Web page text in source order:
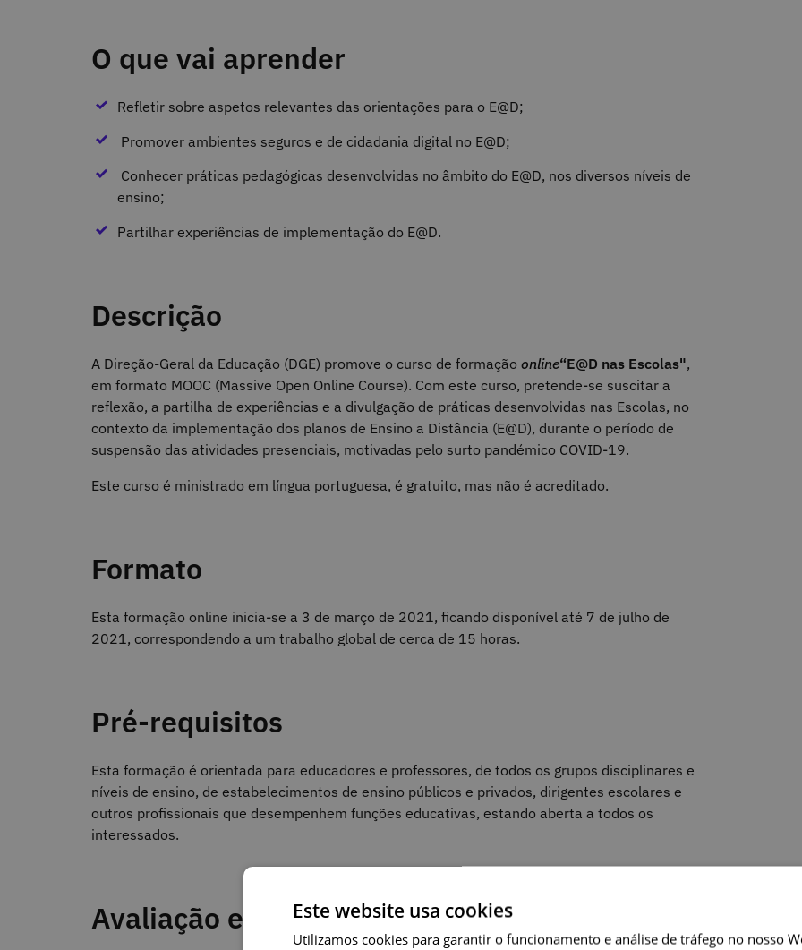
O que vai aprender
Refletir sobre aspetos relevantes das orientações para o E@D;
Promover ambientes seguros e de cidadania digital no E@D;
Conhecer práticas pedagógicas desenvolvidas no âmbito do E@D, nos diversos níveis de
ensino;
Partilhar experiências de implementação do E@D.
Descrição
A Direção-Geral da Educação (DGE) promove o curso de formação online“E@D nas Escolas",
em formato MOOC (Massive Open Online Course). Com este curso, pretende-se suscitar a
reflexão, a partilha de experiências e a divulgação de práticas desenvolvidas nas Escolas, no
contexto da implementação dos planos de Ensino a Distância (E@D), durante o período de
suspensão das atividades presenciais, motivadas pelo surto pandémico COVID-19.
Este curso é ministrado em língua portuguesa, é gratuito, mas não é acreditado.
Formato
Esta formação online inicia-se a 3 de março de 2021, ficando disponível até 7 de julho de
2021, correspondendo a um trabalho global de cerca de 15 horas.
Pré-requisitos
Esta formação é orientada para educadores e professores, de todos os grupos disciplinares e
níveis de ensino, de estabelecimentos de ensino públicos e privados, dirigentes escolares e
outros profissionais que desempenhem funções educativas, estando aberta a todos os
interessados.
Avaliação e certificaçãoEste website usa cookies
Utilizamos cookies para garantir o funcionamento e análise de tráfego no nosso